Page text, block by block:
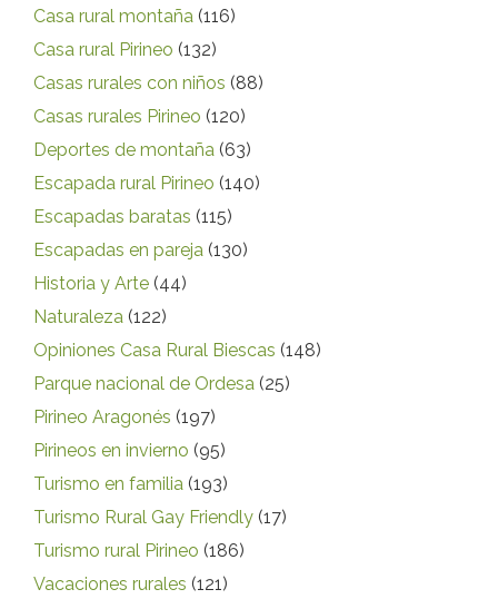
Casa rural montaña (116)
Casa rural Pirineo (132)
Casas rurales con niños (88)
Casas rurales Pirineo (120)
Deportes de montaña (63)
Escapada rural Pirineo (140)
Escapadas baratas (115)
Escapadas en pareja (130)
Historia y Arte (44)
Naturaleza (122)
Opiniones Casa Rural Biescas (148)
Parque nacional de Ordesa (25)
Pirineo Aragonés (197)
Pirineos en invierno (95)
Turismo en familia (193)
Turismo Rural Gay Friendly (17)
Turismo rural Pirineo (186)
Vacaciones rurales (121)